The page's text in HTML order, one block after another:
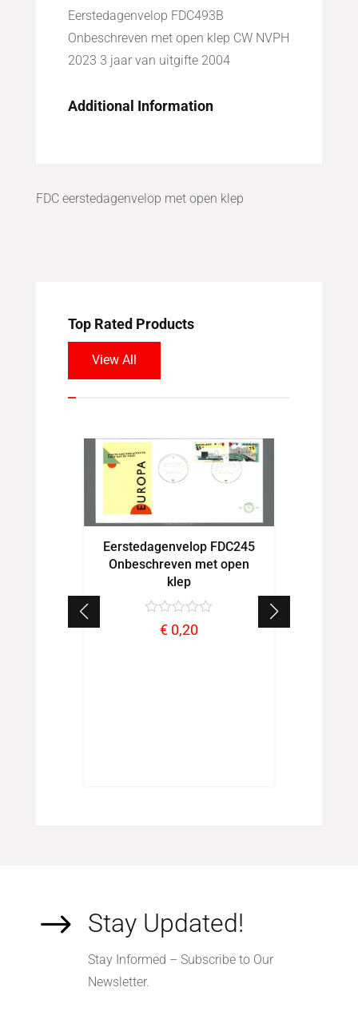
Eerstedagenvelop FDC493B
Onbeschreven met open klep CW NVPH
2023 3 jaar van uitgifte 2004
Additional Information
FDC eerstedagenvelop met open klep
Top Rated Products
View All
Eerstedagenvelop FDC245
Onbeschreven met open
klep
€0,20
$ Stay Updated!
Stay Informed – Subscribe to Our
Newsletter.